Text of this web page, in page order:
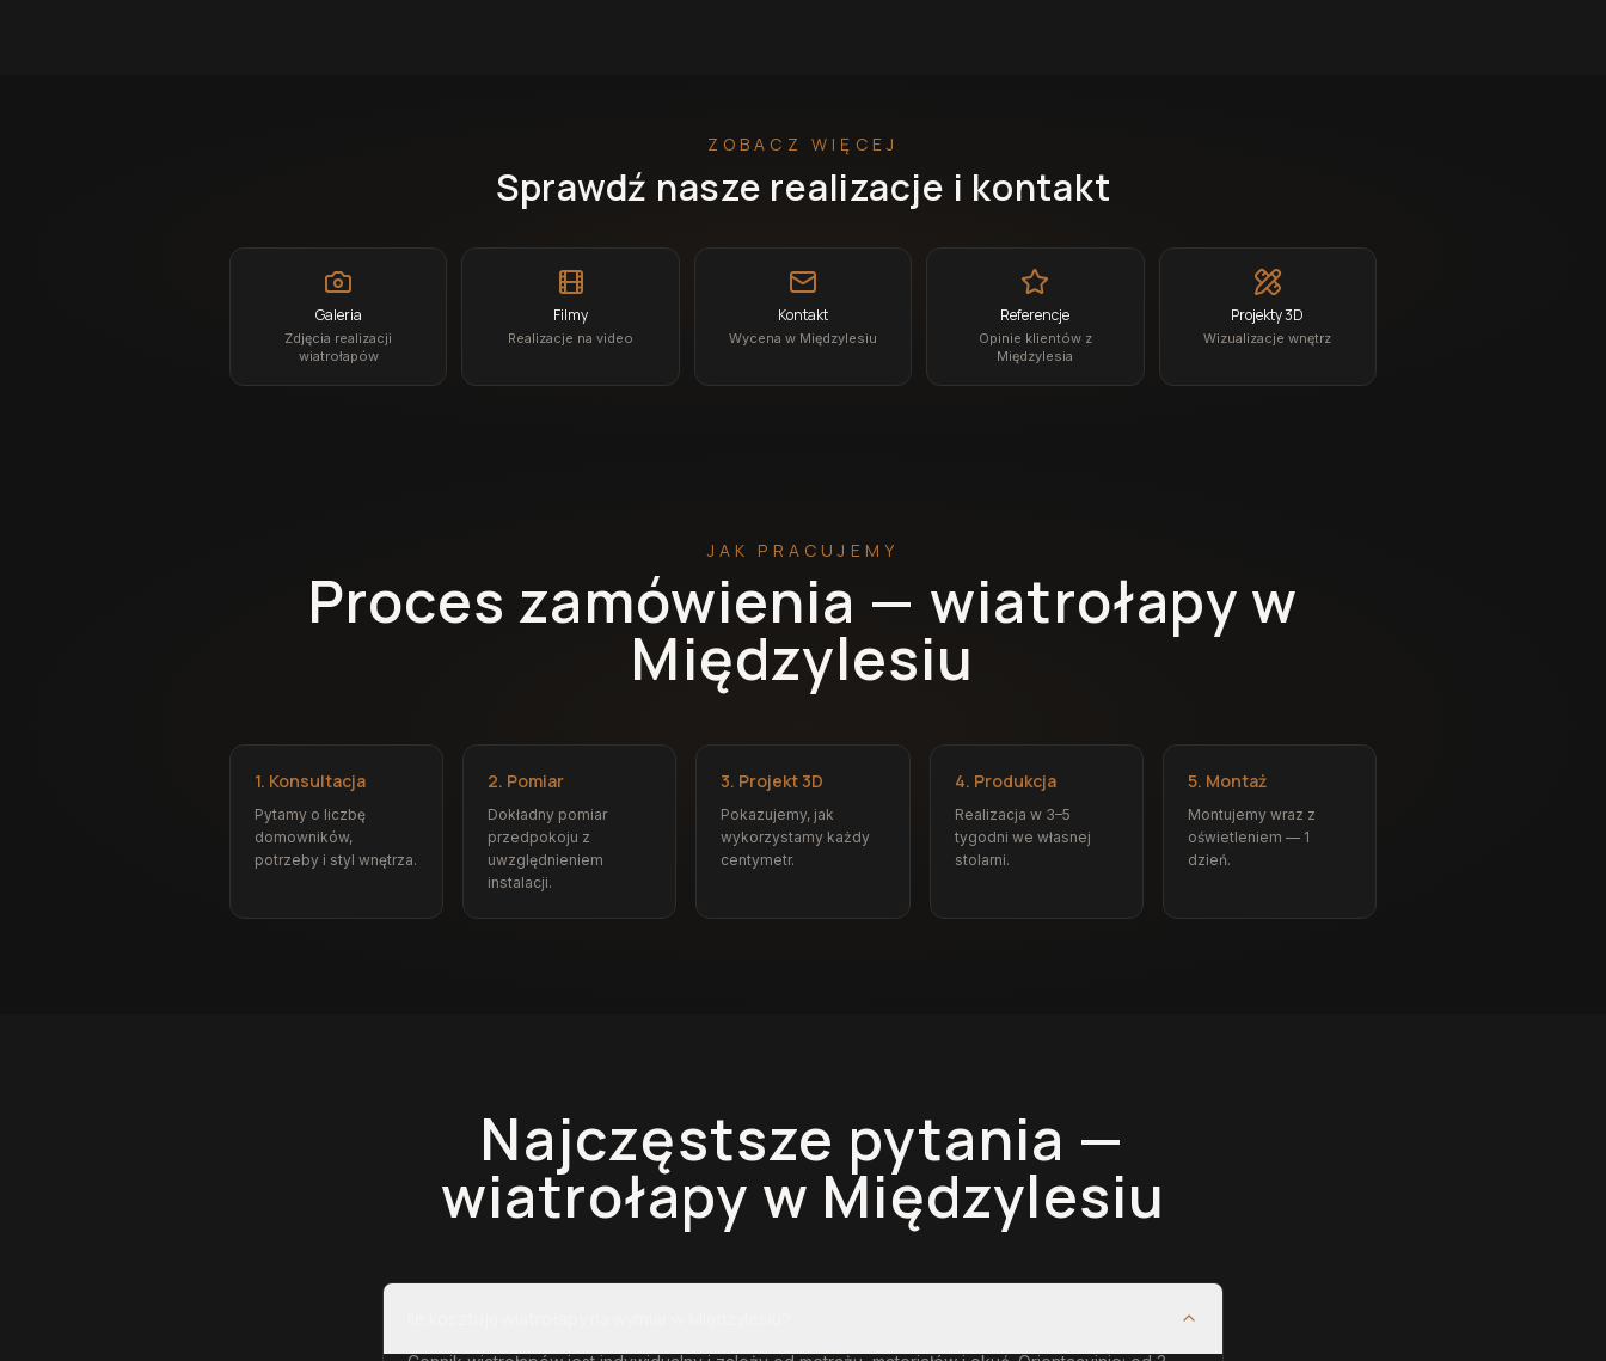
ZOBACZ WIĘCEJ
Sprawdź nasze realizacje i kontakt
Galeria
Zdjęcia realizacji
wiatrołapów
Filmy
Realizacje na video
Kontakt
Wycena w Międzylesiu
Referencje
Opinie klientów z
Międzylesia
Projekty 3D
Wizualizacje wnętrz
JAK PRACUJEMY
Proces zamówienia — wiatrołapy w
Międzylesiu
1. Konsultacja
Pytamy o liczbę
domowników,
potrzeby i styl wnętrza.
2. Pomiar
Dokładny pomiar
przedpokoju z
uwzględnieniem
instalacji.
3. Projekt 3D
Pokazujemy, jak
wykorzystamy każdy
centymetr.
4. Produkcja
Realizacja w 3–5
tygodni we własnej
stolarni.
5. Montaż
Montujemy wraz z
oświetleniem — 1
dzień.
Najczęstsze pytania —
wiatrołapy w Międzylesiu